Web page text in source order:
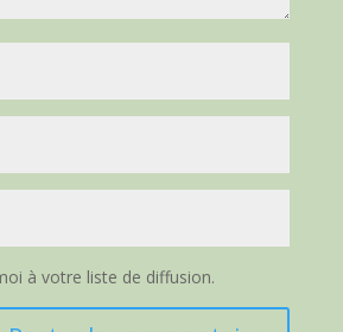
à votre liste de diffusion.